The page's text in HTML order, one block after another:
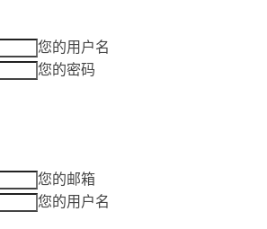
您的用户名
您的密码
您的邮箱
您的用户名